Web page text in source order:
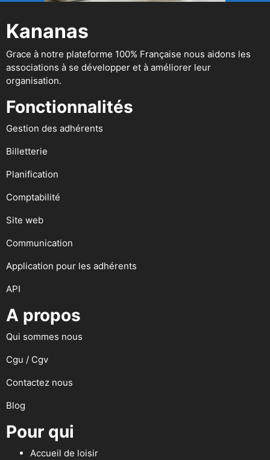
Kananas
Grace à notre plateforme 100% Française nous aidons les
associations à se développer et à améliorer leur
organisation.
Fonctionnalités
Gestion des adhérents
Billetterie
Planification
Comptabilité
Site web
Communication
Application pour les adhérents
API
A propos
Qui sommes nous
Cgu / Cgv
Contactez nous
Blog
Pour qui
Accueil de loisir